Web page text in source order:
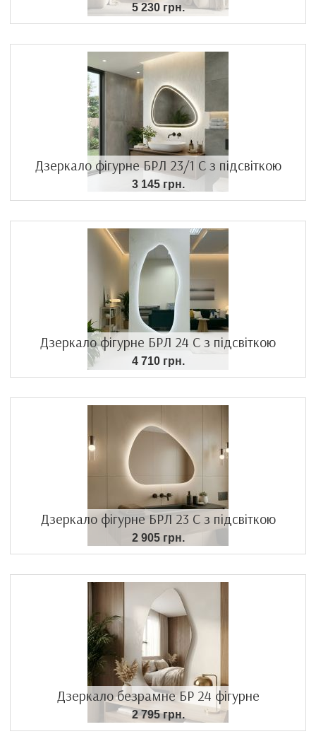
5 230 грн.
Дзеркало фігурне БРЛ 23/1 С з підсвіткою
3 145 грн.
Дзеркало фігурне БРЛ 24 С з підсвіткою
4 710 грн.
Дзеркало фігурне БРЛ 23 С з підсвіткою
2 905 грн.
Дзеркало безрамне БР 24 фігурне
2 795 грн.